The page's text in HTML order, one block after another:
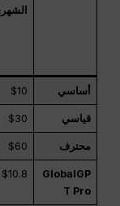
أساسي $10
قياسي $30
محترف $60
GlobalGP
T Pro
$10.8